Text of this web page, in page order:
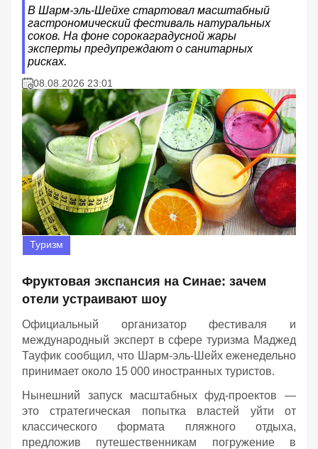
В Шарм-эль-Шейхе стартовал масштабный
гастрономический фестиваль натуральных
соков. На фоне сорокаградусной жары
эксперты предупреждают о санитарных
рисках.
08.08.2026 23:01
Туризм
Фруктовая экспансия на Синае: зачем
отели устраивают шоу
Официальный организатор фестиваля и
международный эксперт в сфере туризма Маджед
Тауфик сообщил, что Шарм-эль-Шейх еженедельно
принимает около 15 000 иностранных туристов.
Нынешний запуск масштабных фуд-проектов —
это стратегическая попытка властей уйти от
классического формата пляжного отдыха,
предложив путешественникам погружение в